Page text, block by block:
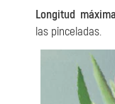
Longitud
las pinceladas.